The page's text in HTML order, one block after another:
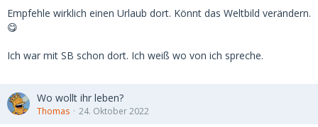
Empfehle wirklich einen Urlaub dort. Könnt das Weltbild verändern.
😋
Ich war mit SB schon dort. Ich weiß wo von ich spreche.
Wo wollt ihr leben?
Thomas 24. Oktober 2022